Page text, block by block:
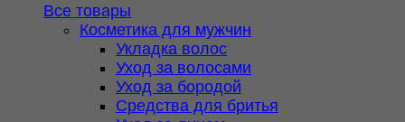
Все товары
Косметика для мужчин
Укладка волос
Уход за волосами
Уход за бородой
Средства для бритья